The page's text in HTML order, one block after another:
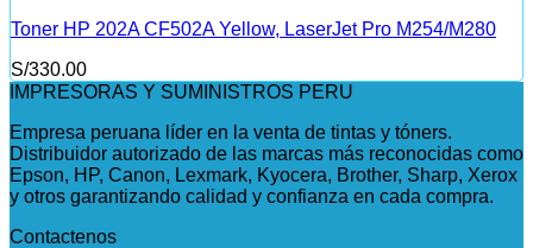
Toner HP 202A CF502A Yellow, LaserJet Pro M254/M280
S/330.00
IMPRESORAS Y SUMINISTROS PERU
Empresa peruana líder en la venta de tintas y tóners.
Distribuidor autorizado de las marcas más reconocidas como
Epson, HP, Canon, Lexmark, Kyocera, Brother, Sharp, Xerox
y otros garantizando calidad y confianza en cada compra.
Contactenos